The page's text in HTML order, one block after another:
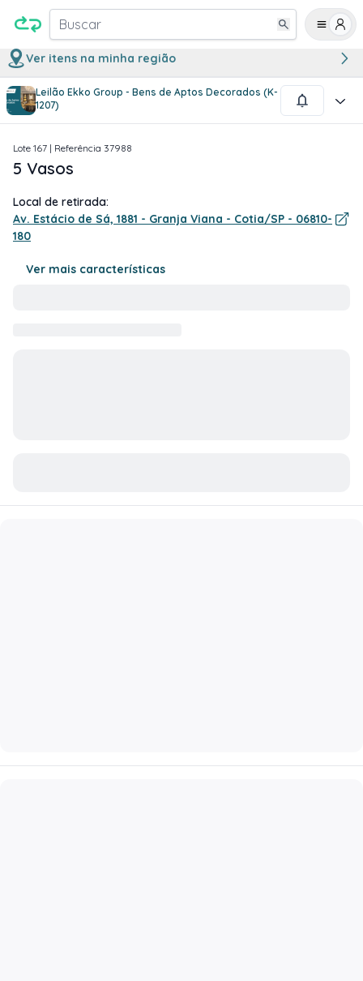
Buscar
Ver itens na minha região
Leilão Ekko Group - Bens de Aptos Decorados (K-
1207)
1/1
Lote 167 | Referência 37988
5 Vasos
Local de retirada:
Av. Estácio de Sá, 1881 - Granja Viana - Cotia/SP - 06810-
180
Ver mais características